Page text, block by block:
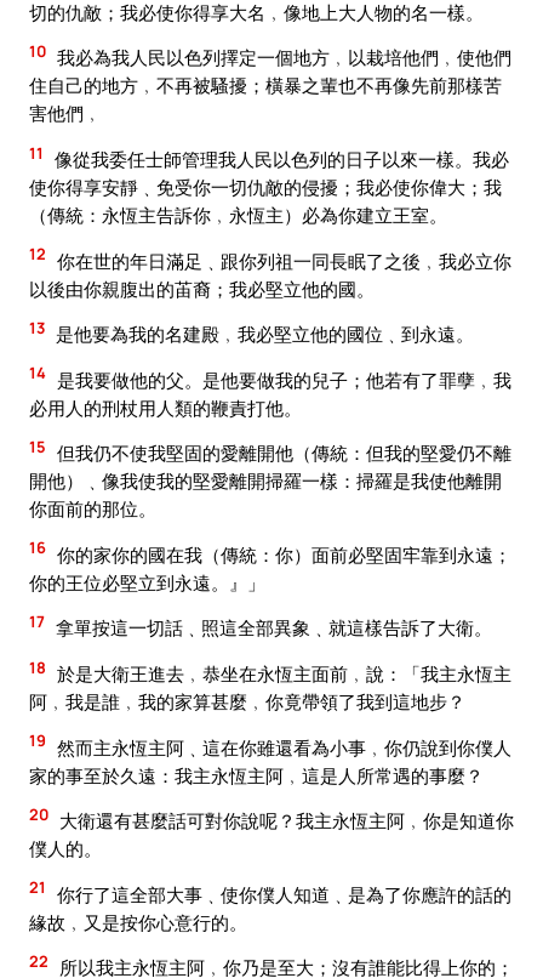
切的仇敵；我必使你得享大名﹐像地上大人物的名一樣。
10 我必為我人民以色列擇定一個地方﹐以栽培他們﹐使他們
住自己的地方﹐不再被騷擾；橫暴之輩也不再像先前那樣苦
害他們﹐
11
像從我委任士師管理我人民以色列的日子以來一樣。我必
使你得享安靜﹑免受你一切仇敵的侵擾；我必使你偉大；我
（傳統：永恆主告訴你﹐永恆主）必為你建立王室。
12 你在世的年日滿足﹑跟你列祖一同長眠了之後﹐我必立你
以後由你親腹出的苖裔；我必堅立他的國。
13 是他要為我的名建殿﹐我必堅立他的國位﹑到永遠。
14 是我要做他的父。是他要做我的兒子；他若有了罪孽﹐我
必用人的刑杖用人類的鞭責打他。
15 但我仍不使我堅固的愛離開他（傳統：但我的堅愛仍不離
開他）﹑像我使我的堅愛離開掃羅一樣：掃羅是我使他離開
你面前的那位。
16 你的家你的國在我（傳統：你）面前必堅固牢靠到永遠；
你的王位必堅立到永遠。』」
17 拿單按這一切話﹑照這全部異象﹑就這樣告訴了大衛。
18 於是大衛王進去﹐恭坐在永恆主面前﹐說：「我主永恆主
阿﹐我是誰﹐我的家算甚麼﹐你竟帶領了我到這地步？
19 然而主永恆主阿﹑這在你雖還看為小事﹐你仍說到你僕人
家的事至於久遠：我主永恆主阿﹐這是人所常遇的事麼？
20 大衛還有甚麼話可對你說呢？我主永恆主阿﹐你是知道你
僕人的。
21
你行了這全部大事﹑使你僕人知道﹑是為了你應許的話的
緣故﹐又是按你心意行的。
22 所以我主永恆主阿﹐你乃是至大；沒有誰能比得上你的；